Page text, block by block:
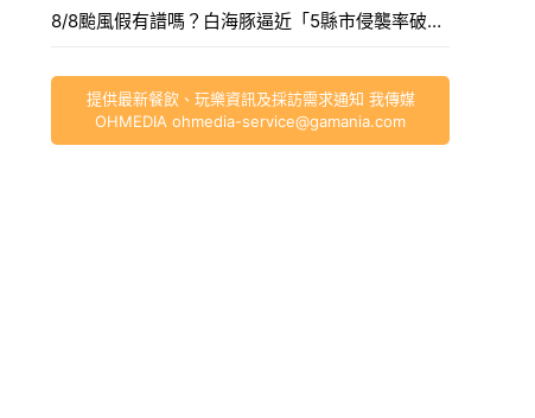
8/8颱風假有譜嗎？白海豚逼近「5縣市侵襲率破40%」，氣象署最快今發海警。
提供最新餐飲、玩樂資訊及採訪需求通知 我傳媒
OHMEDIA ohmedia-service@gamania.com